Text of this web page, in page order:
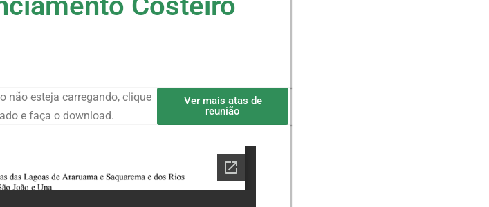
não esteja carregando, clique
e faça o download.
Ver mais atas de
reunião